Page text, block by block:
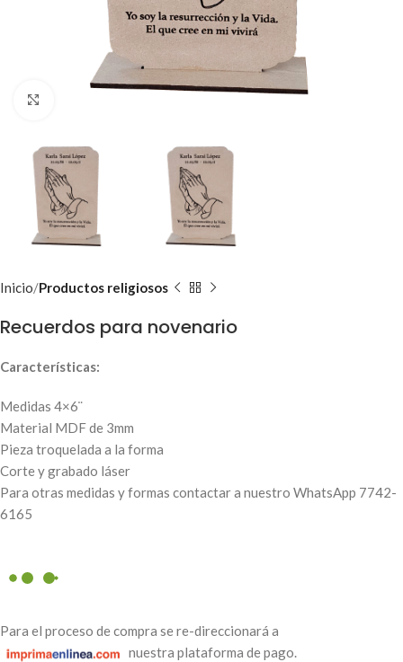
Inicio Productos religiosos
Recuerdos para novenario
Características:
Medidas 4×6¨
Material MDF de 3mm
Pieza troquelada a la forma
Corte y grabado láser
Para otras medidas y formas contactar a nuestro WhatsApp 7742-
6165
Para el proceso de compra se re-direccionará a
nuestra plataforma de pago.